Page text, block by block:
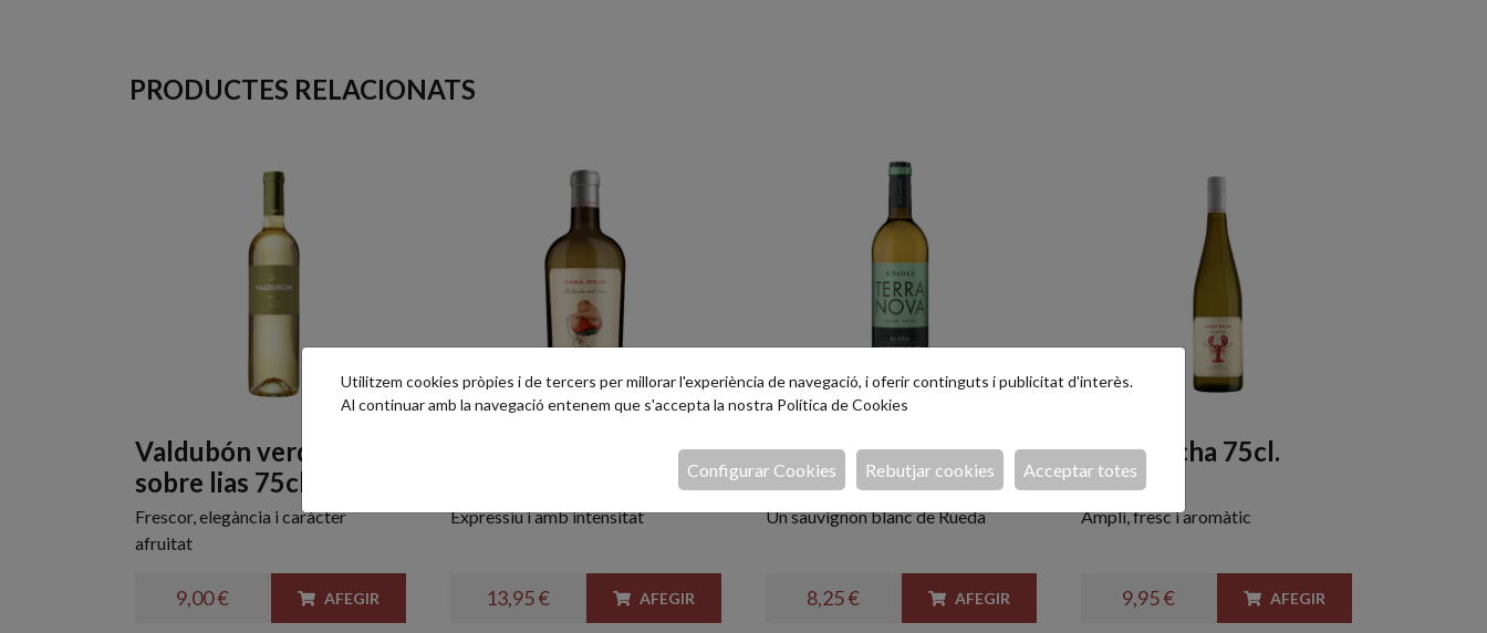
PRODUCTES RELACIONATS
Valdubón verdejo
sobre lias 75cl.
Frescor, elegància i caràcter
afruitat
9,00 € AFEGIR
Expressiu i amb intensitat
13,95 € AFEGIR
Terranova Sauvignon
blanc 75cl.
Un sauvignon blanc de Rueda
8,25 € AFEGIR
La Gabacha 75cl.
Ampli, fresc i aromàtic
9,95 € AFEGIR
Utilitzem cookies pròpies i de tercers per millorar l'experiència de navegació, i oferir continguts i publicitat d'interès.
Al continuar amb la navegació entenem que s'accepta la nostra Política de Cookies
Acceptar totes
Rebutjar cookies
Configurar Cookies